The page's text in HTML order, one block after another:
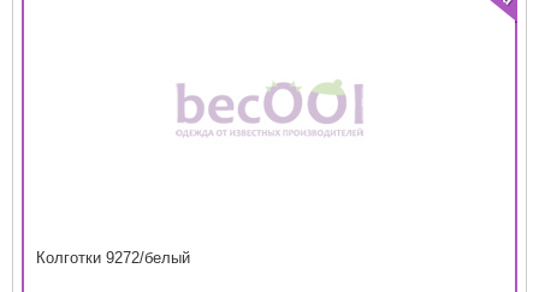
Колготки 9272/белый